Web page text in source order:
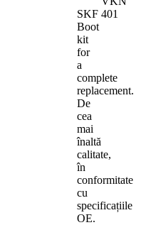
SKF
Boot
kit
for
a
complete
replacement.
De
cea
mai
înaltă
calitate,
în
conformitate
cu
specificațiile
OE.
401